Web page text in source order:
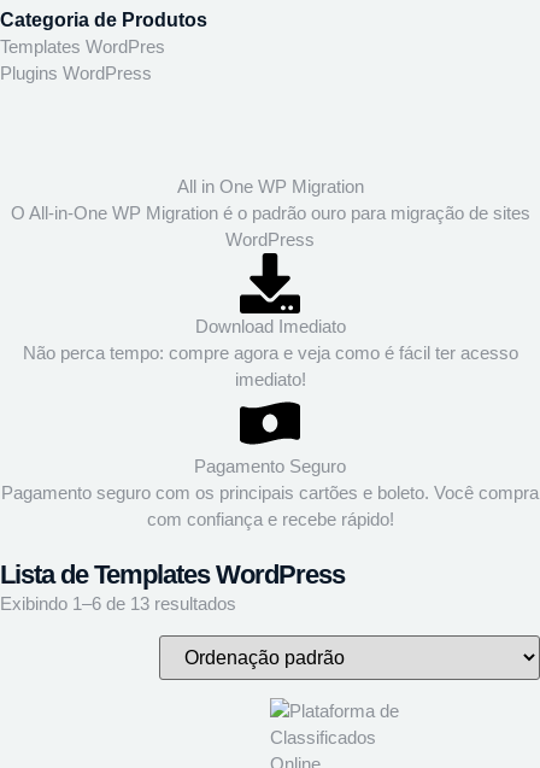
Categoria de Produtos
Templates WordPres
Plugins WordPress
All in One WP Migration
O All-in-One WP Migration é o padrão ouro para migração de sites
WordPress
Download Imediato
Não perca tempo: compre agora e veja como é fácil ter acesso
imediato!
Pagamento Seguro
Pagamento seguro com os principais cartões e boleto. Você compra
com confiança e recebe rápido!
Lista de Templates WordPress
Exibindo 1–6 de 13 resultados